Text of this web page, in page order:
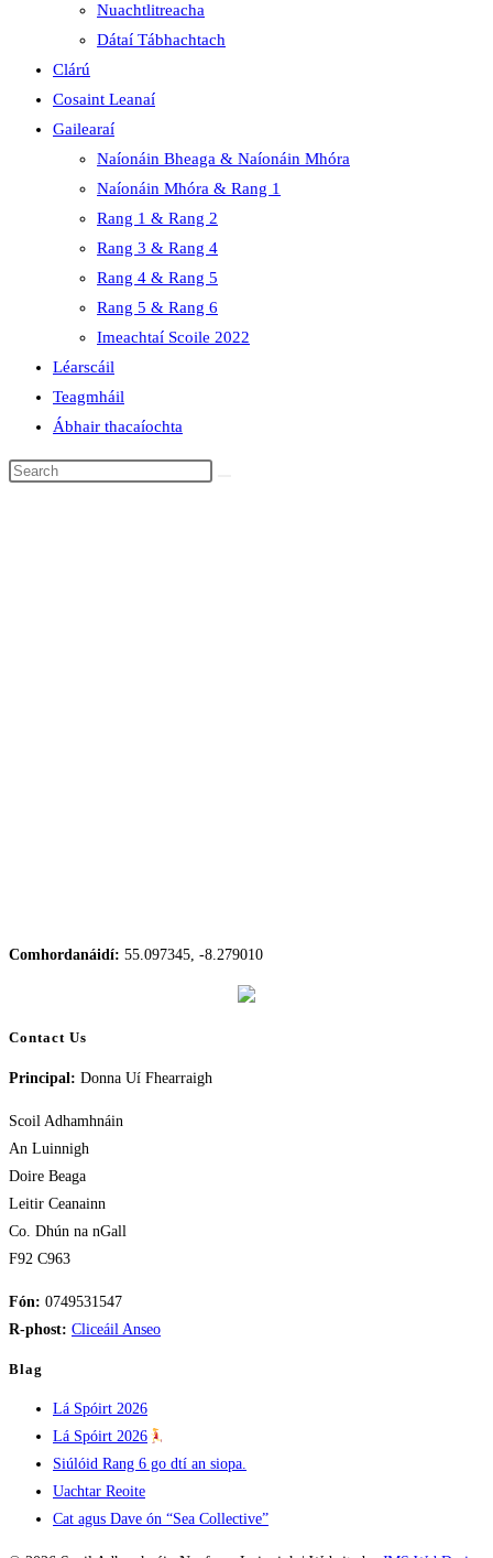
Nuachtlitreacha
Dátaí Tábhachtach
Clárú
Cosaint Leanaí
Gailearaí
Naíonáin Bheaga & Naíonáin Mhóra
Naíonáin Mhóra & Rang 1
Rang 1 & Rang 2
Rang 3 & Rang 4
Rang 4 & Rang 5
Rang 5 & Rang 6
Imeachtaí Scoile 2022
Léarscáil
Teagmháil
Ábhair thacaíochta
Search
Comhordanáidí: 55.097345, -8.279010
Contact Us
Principal: Donna Uí Fhearraigh
Scoil Adhamhnáin
An Luinnigh
Doire Beaga
Leitir Ceanainn
Co. Dhún na nGall
F92 C963
Fón: 0749531547
R-phost: Cliceáil Anseo
Blag
Lá Spóirt 2026
Lá Spóirt 2026
Siúlóid Rang 6 go dtí an siopa.
Uachtar Reoite
Cat agus Dave ón “Sea Collective”